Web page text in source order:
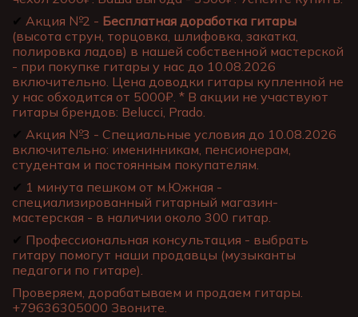
✔ Акция №2 - Бесплатная доработка гитары
(высота струн, торцовка, шлифовка, закатка,
полировка ладов) в нашей собственной мастерской
- при покупке гитары у нас до 10.08.2026
включительно. Цена доводки гитары купленной не
у нас обходится от 5000₽. * В акции не участвуют
гитары брендов: Belucci, Prado.
✔ Акция №3 - Специальные условия до 10.08.2026
включительно: именинникам, пенсионерам,
студентам и постоянным покупателям.
✔ 1 минута пешком от м.Южная -
специализированный гитарный магазин-
мастерская - в наличии около 300 гитар.
✔ Профессиональная консультация - выбрать
гитару помогут наши продавцы (музыканты
педагоги по гитаре).
Проверяем, дорабатываем и продаем гитары.
+79636305000 Звоните.